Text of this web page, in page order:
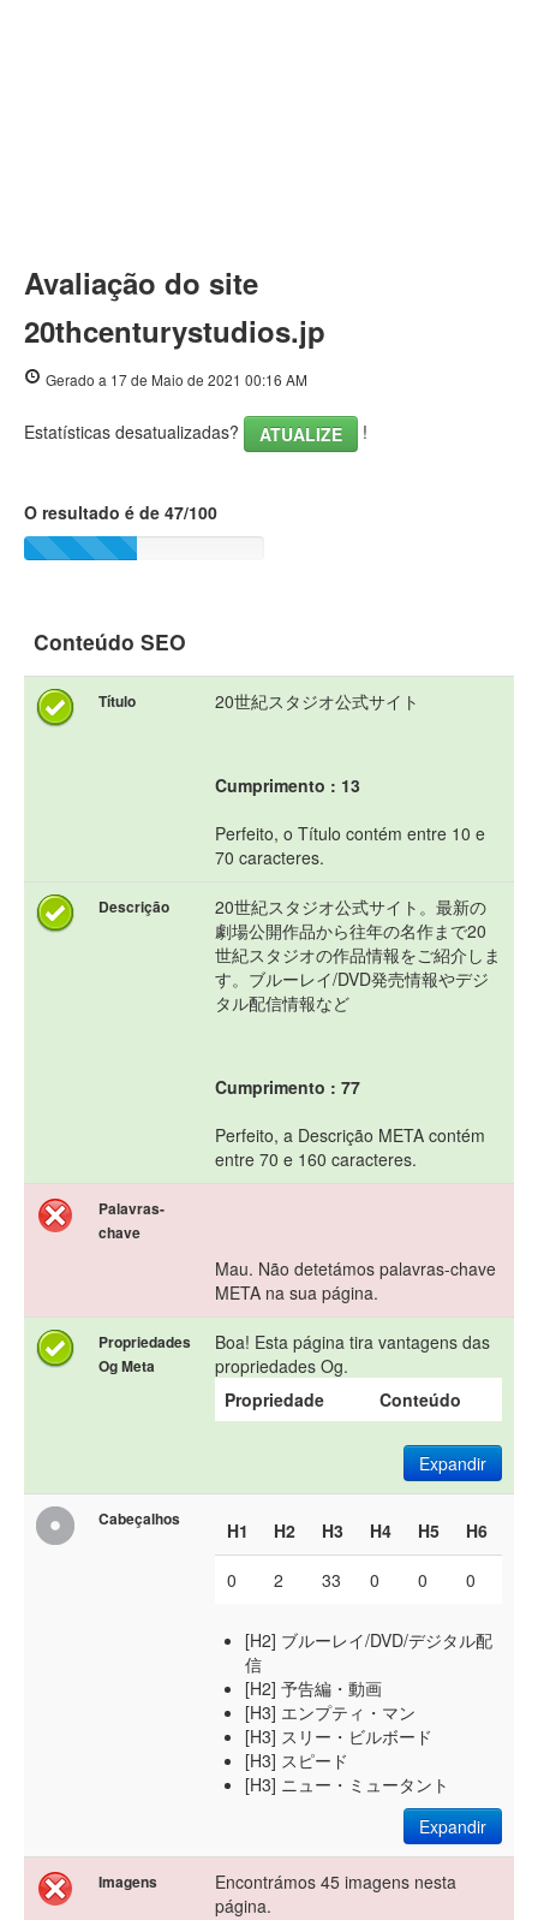
Avaliação do site
20thcenturystudios.jp
Gerado a 17 de Maio de 2021 00:16 AM
Estatísticas desatualizadas? ATUALIZE !
O resultado é de 47/100
Conteúdo SEO
Título 20世紀スタジオ公式サイト
Cumprimento : 13
Perfeito, o Título contém entre 10 e
70 caracteres.
Descrição
20世紀スタジオ公式サイト。最新の
劇場公開作品から往年の名作まで20
世紀スタジオの作品情報をご紹介しま
す。ブルーレイ/DVD発売情報やデジ
タル配信情報など
Cumprimento : 77
Perfeito, a Descrição META contém
entre 70 e 160 caracteres.
Palavras-
chave
Mau. Não detetámos palavras-chave
META na sua página.
Propriedades
Og Meta
Boa! Esta página tira vantagens das
propriedades Og.
Propriedade
Conteúdo
Expandir
Cabeçalhos H1 H2 H3 H4 H5 H6
0 2 33 0 0 0
[H2] ブルーレイ/DVD/デジタル配
信
[H2] 予告編・動画
[H3] エンプティ・マン
[H3] スリー・ビルボード
[H3] スピード
[H3] ニュー・ミュータント
Expandir
Imagens
Encontrámos 45 imagens nesta
página.